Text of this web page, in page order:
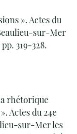
». Actes du
sur-Mer
319-328.
rhétorique
Actes du 24e
sur-Mer les